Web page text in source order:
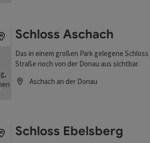
Copyright öffnen
Schloss Aschach
Das in einem großen Park gelegene
Straße noch von der Donau aus sichtbar.
Aschach an der Donau
Schloss Ebelsberg